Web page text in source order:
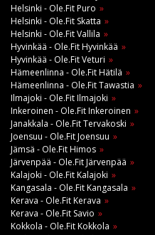
Helsinki - Ole.Fit Puro
Helsinki - Ole.Fit Skatta
Helsinki - Ole.Fit Vallila
Hyvinkää - Ole.Fit Hyvinkää
Hyvinkää - Ole.Fit Veturi
Hämeenlinna - Ole.Fit Hätilä
Hämeenlinna - Ole.Fit Tawastia
Ilmajoki - Ole.Fit Ilmajoki
Inkeroinen - Ole.Fit Inkeroinen
Janakkala - Ole.Fit Tervakoski
Joensuu - Ole.Fit Joensuu
Jämsä - Ole.Fit Himos
Järvenpää - Ole.Fit Järvenpää
Kalajoki - Ole.Fit Kalajoki
Kangasala - Ole.Fit Kangasala
Kerava - Ole.Fit Kerava
Kerava - Ole.Fit Savio
Kokkola - Ole.Fit Kokkola